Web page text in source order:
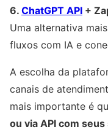
6. ChatGPT API +
Uma alternativa
fluxos com IA e
A escolha da
canais de
mais importante é
ou via API com